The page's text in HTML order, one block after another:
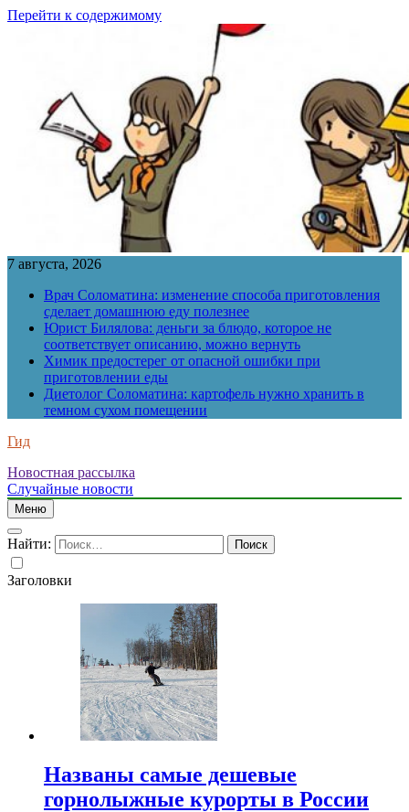
Перейти к содержимому
7 августа, 2026
Врач Соломатина: изменение способа приготовления
сделает домашнюю еду полезнее
Юрист Билялова: деньги за блюдо, которое не
соответствует описанию, можно вернуть
Химик предостерег от опасной ошибки при
приготовлении еды
Диетолог Соломатина: картофель нужно хранить в
темном сухом помещении
Гид
Новостная рассылка
Случайные новости
Меню
Найти:
Заголовки
Названы самые дешевые
горнолыжные курорты в России